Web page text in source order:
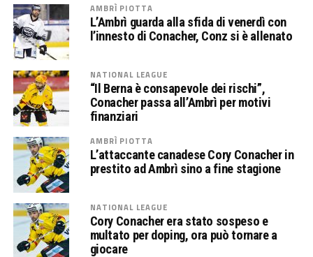
AMBRÌ PIOTTA
L’Ambrì guarda alla sfida di venerdì con
l’innesto di Conacher, Conz si è allenato
NATIONAL LEAGUE
“Il Berna è consapevole dei rischi”,
Conacher passa all’Ambrì per motivi
finanziari
AMBRÌ PIOTTA
L’attaccante canadese Cory Conacher in
prestito ad Ambrì sino a fine stagione
NATIONAL LEAGUE
Cory Conacher era stato sospeso e
multato per doping, ora può tornare a
giocare